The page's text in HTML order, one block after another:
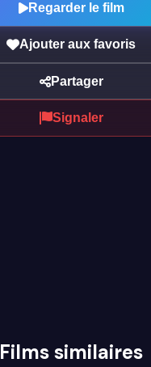
Regarder le film
Ajouter aux favoris
Partager
Signaler
Films similaires